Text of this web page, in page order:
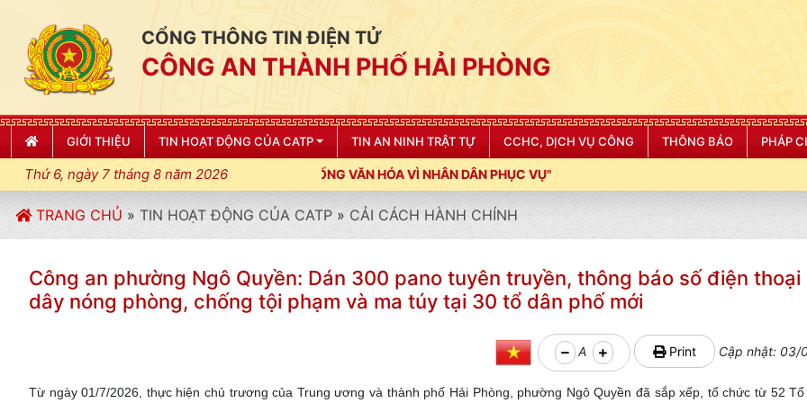
CỔNG THÔNG TIN ĐIỆN TỬ
CÔNG AN THÀNH PHỐ HẢI PHÒNG
GIỚI THIỆU TIN HOẠT ĐỘNG CỦA CATP TIN AN NINH TRẬT TỰ CCHC, DỊCH VỤ CÔNG THÔNG BÁO PHÁP
Thứ 6, ngày 7 tháng 8 năm 2026
XÂY DỰNG NẾP SỐNG VĂN HÓA VÌ NHÂN DÂN PHỤC VỤ"
TRANG CHỦ » TIN HOẠT ĐỘNG CỦA CATP » CẢI CÁCH HÀNH CHÍNH
Công an phường Ngô Quyền: Dán 300 pano tuyên truyền, thông báo số điện thoại
dây nóng phòng, chống tội phạm và ma túy tại 30 tổ dân phố mới
A Print Cập nhật: 03/
Từ ngày 01/7/2026, thực hiện chủ trương của Trung ương và thành phố Hải Phòng, phường Ngô Quyền đã sắp xếp, tổ chức từ 52